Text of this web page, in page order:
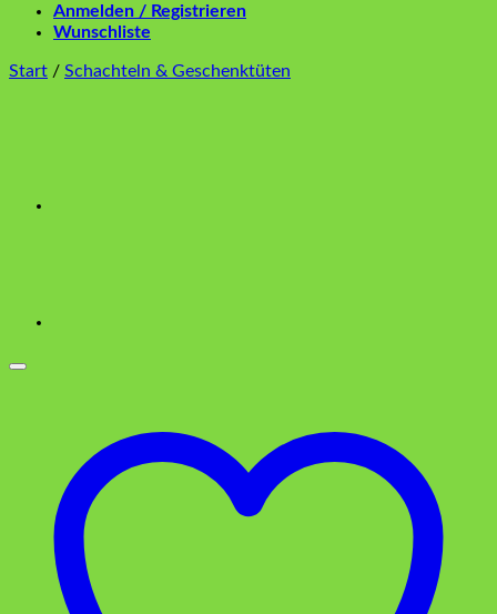
Anmelden / Registrieren
Wunschliste
Start / Schachteln & Geschenktüten